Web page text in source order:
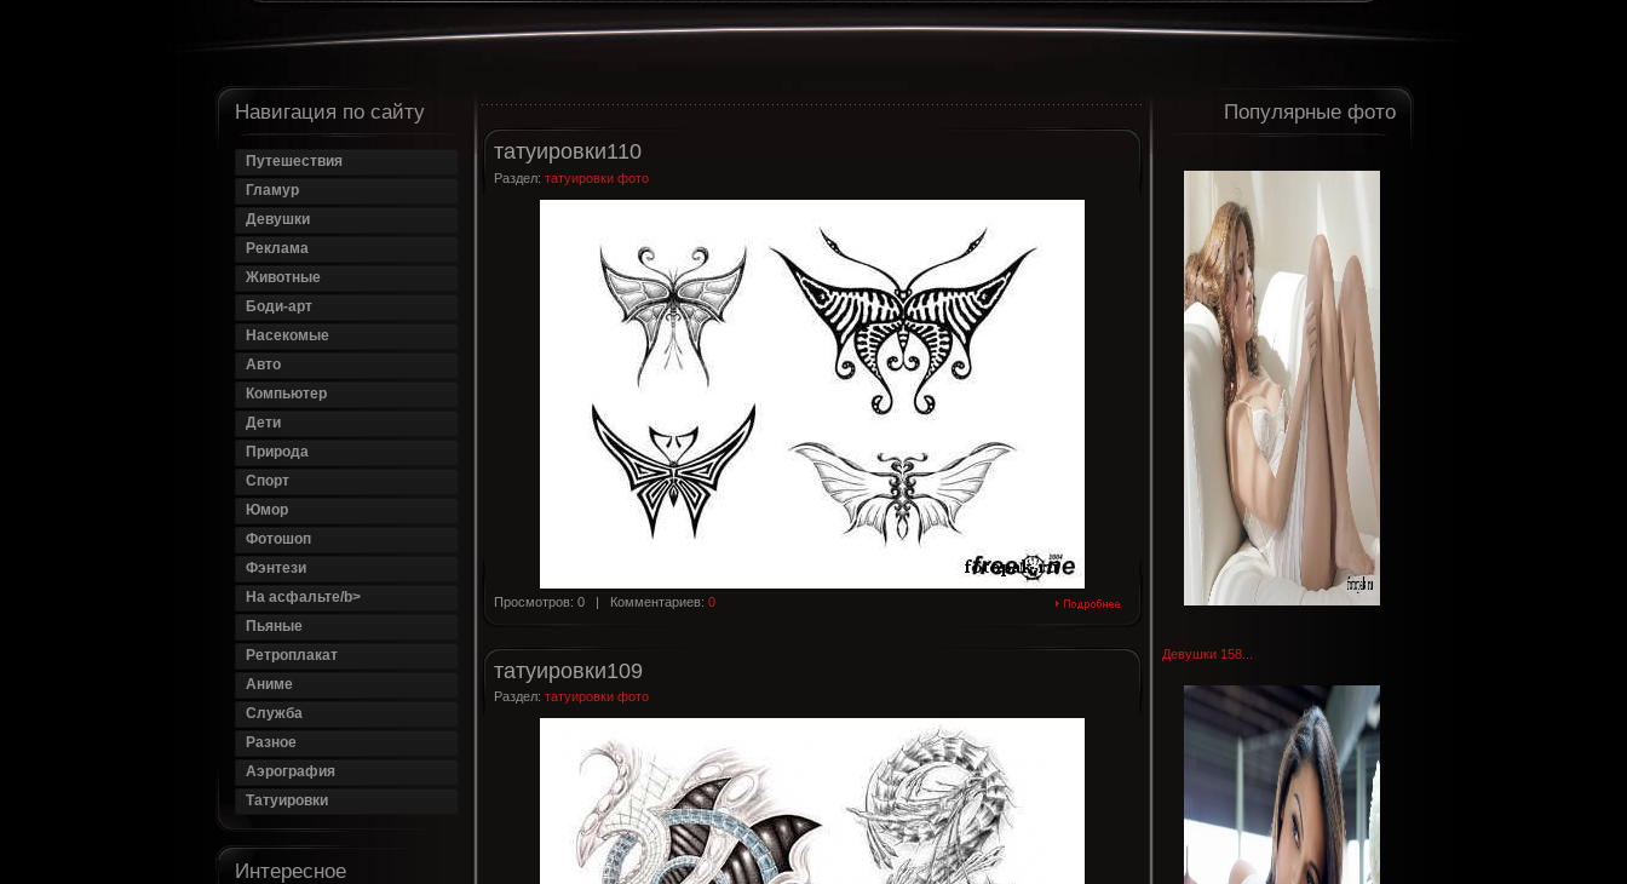
татуировки110
Раздел: татуировки фото
Просмотров: 0 | Комментариев: 0
татуировки109
Раздел: татуировки фото
Популярные фото
Девушки 158...
Навигация по сайту
Путешествия
Гламур
Девушки
Реклама
Животные
Боди-арт
Насекомые
Авто
Компьютер
Дети
Природа
Спорт
Юмор
Фотошоп
Фэнтези
На асфальте/b>
Пьяные
Ретроплакат
Аниме
Служба
Разное
Аэрография
Татуировки
Интересное